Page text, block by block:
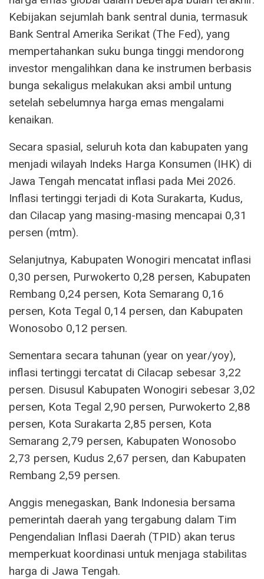
Kebijakan sejumlah bank sentral dunia, termasuk
Bank Sentral Amerika Serikat (The Fed), yang
mempertahankan suku bunga tinggi mendorong
investor mengalihkan dana ke instrumen berbasis
bunga sekaligus melakukan aksi ambil untung
setelah sebelumnya harga emas mengalami
kenaikan.
Secara spasial, seluruh kota dan kabupaten yang
menjadi wilayah Indeks Harga Konsumen (IHK) di
Jawa Tengah mencatat inflasi pada Mei 2026.
Inflasi tertinggi terjadi di Kota Surakarta, Kudus,
dan Cilacap yang masing-masing mencapai 0,31
persen (mtm).
Selanjutnya, Kabupaten Wonogiri mencatat inflasi
0,30 persen, Purwokerto 0,28 persen, Kabupaten
Rembang 0,24 persen, Kota Semarang 0,16
persen, Kota Tegal 0,14 persen, dan Kabupaten
Wonosobo 0,12 persen.
Sementara secara tahunan (year on year/yoy),
inflasi tertinggi tercatat di Cilacap sebesar 3,22
persen. Disusul Kabupaten Wonogiri sebesar 3,02
persen, Kota Tegal 2,90 persen, Purwokerto 2,88
persen, Kota Surakarta 2,85 persen, Kota
Semarang 2,79 persen, Kabupaten Wonosobo
2,73 persen, Kudus 2,67 persen, dan Kabupaten
Rembang 2,59 persen.
Anggis menegaskan, Bank Indonesia bersama
pemerintah daerah yang tergabung dalam Tim
Pengendalian Inflasi Daerah (TPID) akan terus
memperkuat koordinasi untuk menjaga stabilitas
harga di Jawa Tengah.